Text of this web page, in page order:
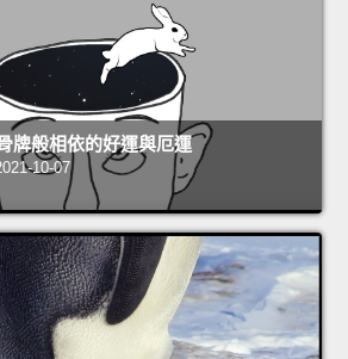
牌般相依的好運與厄運
10-07